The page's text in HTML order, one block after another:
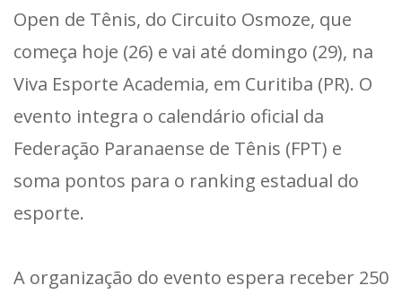
Open de Tênis, do Circuito Osmoze, que
começa hoje (26) e vai até domingo (29), na
Viva Esporte Academia, em Curitiba (PR). O
evento integra o calendário oficial da
Federação Paranaense de Tênis (FPT) e
soma pontos para o ranking estadual do
esporte.
A organização do evento espera receber 250